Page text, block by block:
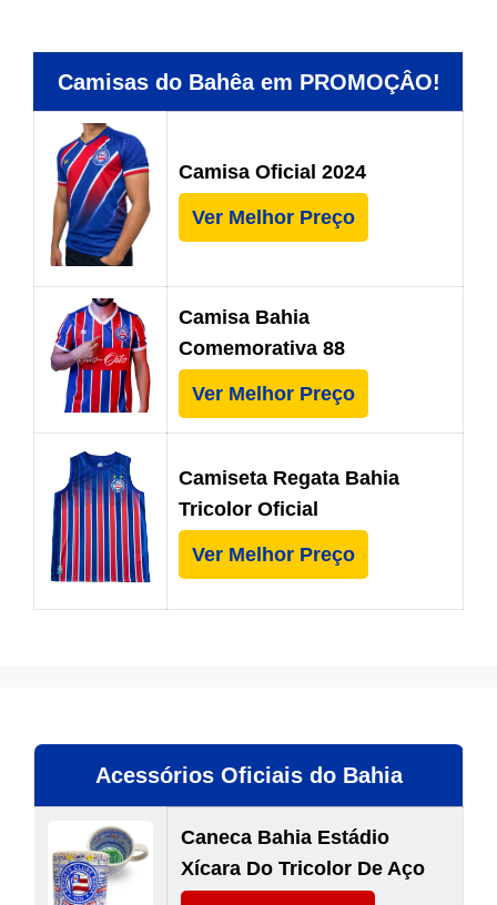
Camisas do Bahêa em PROMOÇÂO!
Camisa Oficial 2024
Ver Melhor Preço
Camisa Bahia
Comemorativa 88
Ver Melhor Preço
Camiseta Regata Bahia
Tricolor Oficial
Ver Melhor Preço
Acessórios Oficiais do Bahia
Caneca Bahia Estádio
Xícara Do Tricolor De Aço